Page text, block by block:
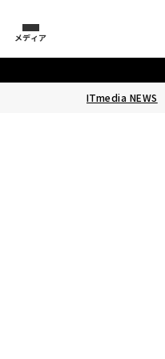
メディア
ITmedia NEWS